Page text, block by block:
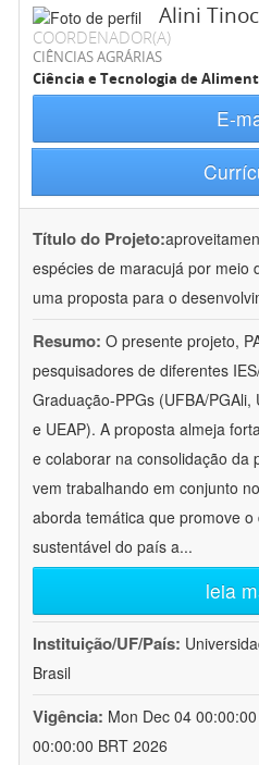
Alini
COORDENADOR(A)
CIÊNCIAS AGRÁRIAS
Ciência e Tecnologia de
E-
Título do Projeto:
espécies de maracujá por meio
uma proposta para o
Resumo: O presente projeto,
pesquisadores de diferentes
Graduação-PPGs (UFBA/
e UEAP). A proposta almeja
e colaborar na consolidação da
vem trabalhando em conjunto
aborda temática que promove o
sustentável do país a...
leia
Instituição/UF/País:
Brasil
Vigência: Mon Dec 04
00:00:00 BRT 2026